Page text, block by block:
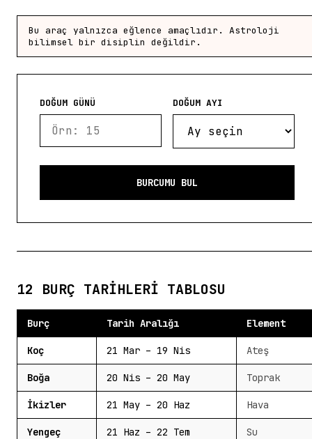
Bu araç yalnızca eğlence amaçlıdır. Astroloji
bilimsel bir disiplin değildir.
DOĞUM GÜNÜ DOĞUM AYI
BURCUMU BUL
12 BURÇ TARIHLERI TABLOSU
Burç Tarih Aralığı Element
Koç 21 Mar – 19 Nis Ateş
Boğa 20 Nis – 20 May Toprak
İkizler 21 May – 20 Haz Hava
Yengeç 21 Haz – 22 Tem Su